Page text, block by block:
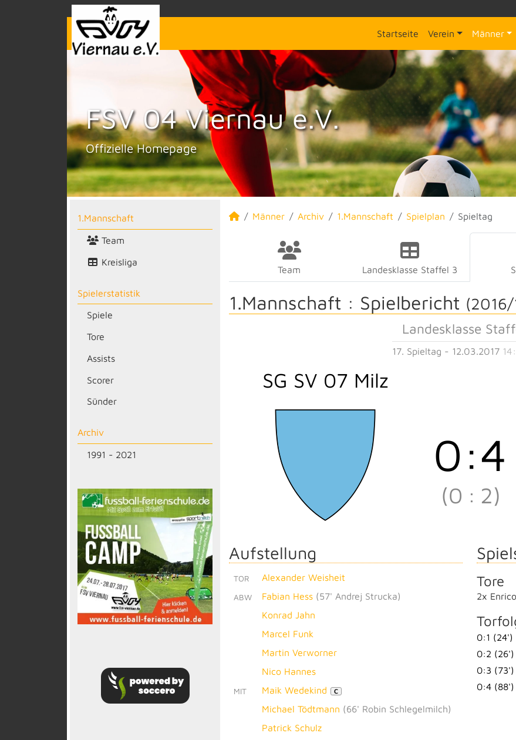
Startseite Verein Männer
FSV 04 Viernau e.V.
Offizielle Homepage
1.Mannschaft
Team
Kreisliga
Spielerstatistik
Spiele
Tore
Assists
Scorer
Sünder
Archiv
1991 - 2021
Männer Archiv 1.Mannschaft Spielplan Spieltag
Team Landesklasse Staffel 3
1.Mannschaft : Spielbericht (2016/
Landesklasse
17. Spieltag - 12.03.2017
SG SV 07 Milz
0:4
(0 : 2)
Aufstellung
TOR Alexander Weisheit
ABW Fabian Hess (57' Andrej Strucka)
Konrad Jahn
Marcel Funk
Martin Verworner
Nico Hannes
MIT Maik Wedekind C
Michael Tödtmann (66' Robin Schlegelmilch)
Patrick Schulz
Tore
2x
0:1 (24')
0:2 (26')
0:3 (73')
0:4 (88')